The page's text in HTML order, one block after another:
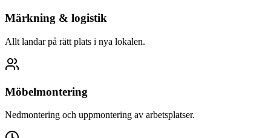
Märkning & logistik
Allt landar på rätt plats i nya lokalen.
Möbelmontering
Nedmontering och uppmontering av arbetsplatser.